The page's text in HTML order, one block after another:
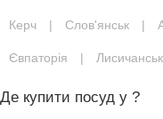
Керч | Слов'янськ |
Євпаторія | Лисичанськ
Де купити посуд у ?